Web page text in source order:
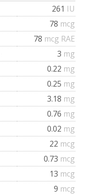
261 IU
78 mcg
78 mcg RAE
3 mg
0.22 mg
0.25 mg
3.18 mg
0.76 mg
0.02 mg
22 mcg
0.73 mcg
13 mcg
9 mcg